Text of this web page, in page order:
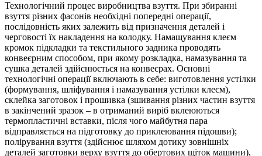
Технологічний процес виробництва взуття. При збиранні
взуття різних фасонів необхідні попередні операції,
послідовність яких залежить від призначення деталей і
черговості їх накладення на колодку. Намащування клеєм
кромок підкладки та текстильного задника проводять
конвеєрним способом, при якому розкладка, намазування та
сушка деталей здійснюється на конвеєрах. Основні
технологічні операції включають в себе: виготовлення устілки
(формування, шліфування і намазування устілки клеєм),
склейка заготовок і прошивка (зшивання різних частин взуття
в закінчений зразок – в отриманий виріб вклеюються
термопластичні вставки, після чого майбутня пара
відправляється на підготовку до приклеювання підошви);
полірування взуття (здійснює шляхом дотику зовнішніх
деталей заготовки верху взуття до обертових щіток машини),